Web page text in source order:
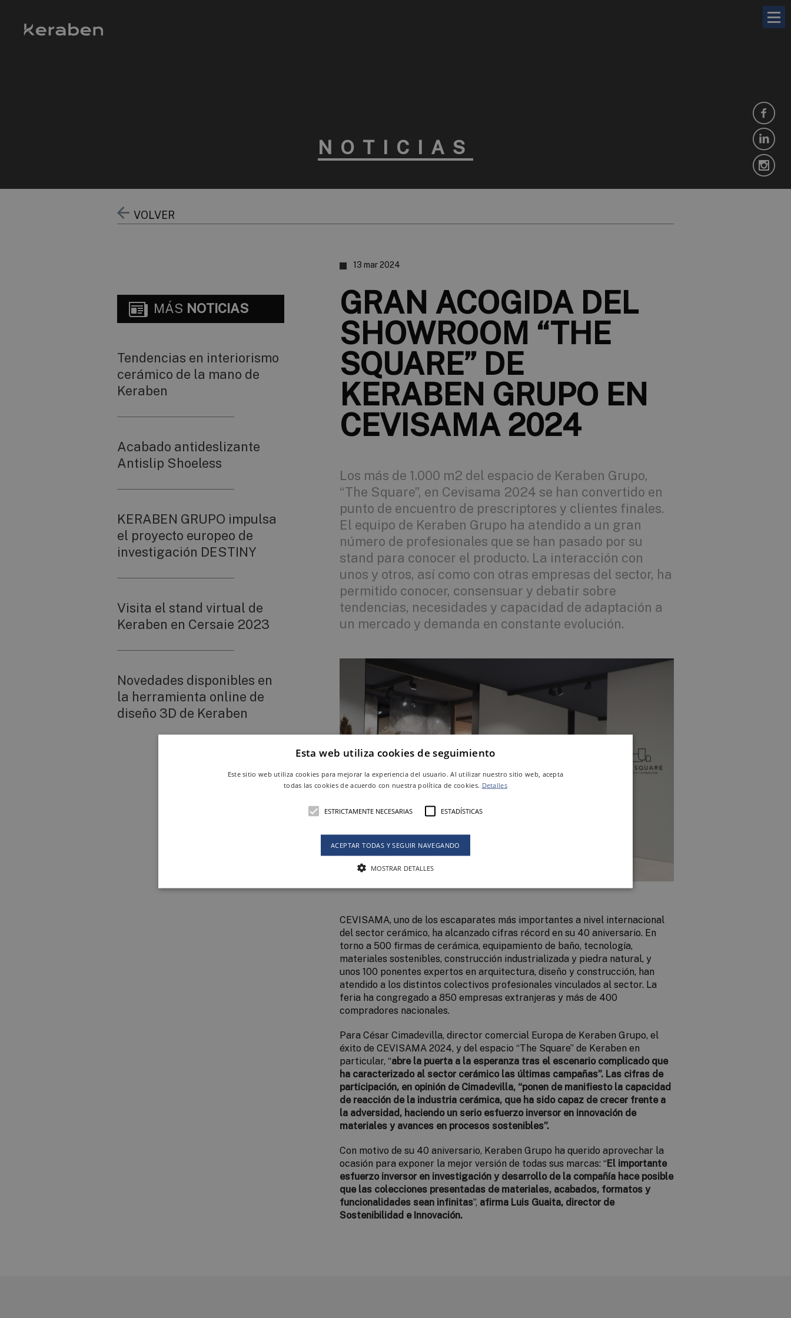
NOTICIAS
VOLVER
13 mar 2024
GRAN ACOGIDA DEL
SHOWROOM “THE
SQUARE” DE
KERABEN GRUPO EN
CEVISAMA 2024
Los más de 1.000 m2 del espacio de Keraben Grupo,
“The Square”, en Cevisama 2024 se han convertido en
punto de encuentro de prescriptores y clientes finales.
El equipo de Keraben Grupo ha atendido a un gran
número de profesionales que se han pasado por su
stand para conocer el producto. La interacción con
unos y otros, así como con otras empresas del sector, ha
permitido conocer, consensuar y debatir sobre
tendencias, necesidades y capacidad de adaptación a
un mercado y demanda en constante evolución.
CEVISAMA, uno de los escaparates más importantes a nivel internacional
del sector cerámico, ha alcanzado cifras récord en su 40 aniversario. En
torno a 500 firmas de cerámica, equipamiento de baño, tecnología,
materiales sostenibles, construcción industrializada y piedra natural, y
unos 100 ponentes expertos en arquitectura, diseño y construcción, han
atendido a los distintos colectivos profesionales vinculados al sector. La
feria ha congregado a 850 empresas extranjeras y más de 400
compradores nacionales.
Para César Cimadevilla, director comercial Europa de Keraben Grupo, el
éxito de CEVISAMA 2024, y del espacio “The Square” de Keraben en
particular, “abre la puerta a la esperanza tras el escenario complicado que
ha caracterizado al sector cerámico las últimas campañas”. Las cifras de
participación, en opinión de Cimadevilla, “ponen de manifiesto la capacidad
de reacción de la industria cerámica, que ha sido capaz de crecer frente a
la adversidad, haciendo un serio esfuerzo inversor en innovación de
materiales y avances en procesos sostenibles”.
Con motivo de su 40 aniversario, Keraben Grupo ha querido aprovechar la
ocasión para exponer la mejor versión de todas sus marcas: “El importante
esfuerzo inversor en investigación y desarrollo de la compañía hace posible
que las colecciones presentadas de materiales, acabados, formatos y
funcionalidades sean infinitas”, afirma Luis Guaita, director de
Sostenibilidad e Innovación.
MÁS NOTICIAS
Tendencias en interiorismo
cerámico de la mano de
Keraben
Acabado antideslizante
Antislip Shoeless
KERABEN GRUPO impulsa
el proyecto europeo de
investigación DESTINY
Visita el stand virtual de
Keraben en Cersaie 2023
Novedades disponibles en
la herramienta online de
diseño 3D de Keraben
Esta web utiliza cookies de seguimiento
Este sitio web utiliza cookies para mejorar la experiencia del usuario. Al utilizar nuestro sitio web, acepta
todas las cookies de acuerdo con nuestra política de cookies. Detalles
ESTRICTAMENTE NECESARIAS ESTADÍSTICAS
ACEPTAR TODAS Y SEGUIR NAVEGANDO
MOSTRAR DETALLES